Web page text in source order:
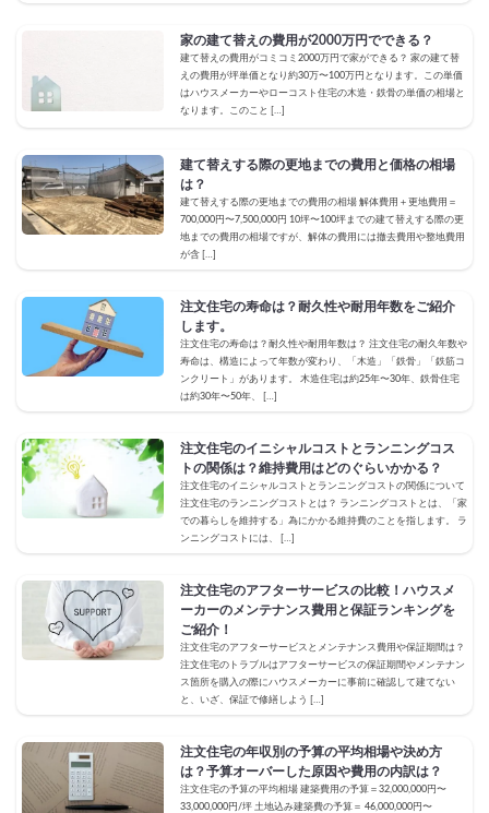
家の建て替えの費用が2000万円でできる？
建て替えの費用がコミコミ2000万円で家ができる？ 家の建て替
えの費用が坪単価となり約30万〜100万円となります。この単価
はハウスメーカーやローコスト住宅の木造・鉄骨の単価の相場と
なります。このこと […]
建て替えする際の更地までの費用と価格の相場
は？
建て替えする際の更地までの費用の相場 解体費用＋更地費用＝
700,000円〜7,500,000円 10坪〜100坪までの建て替えする際の更
地までの費用の相場ですが、解体の費用には撤去費用や整地費用
が含 […]
注文住宅の寿命は？耐久性や耐用年数をご紹介
します。
注文住宅の寿命は？耐久性や耐用年数は？ 注文住宅の耐久年数や
寿命は、構造によって年数が変わり、「木造」「鉄骨」「鉄筋コ
ンクリート」があります。 木造住宅は約25年〜30年、鉄骨住宅
は約30年〜50年、 […]
注文住宅のイニシャルコストとランニングコス
トの関係は？維持費用はどのぐらいかかる？
注文住宅のイニシャルコストとランニングコストの関係について
注文住宅のランニングコストとは？ ランニングコストとは、「家
での暮らしを維持する」為にかかる維持費のことを指します。 ラ
ンニングコストには、 […]
注文住宅のアフターサービスの比較！ハウスメ
ーカーのメンテナンス費用と保証ランキングを
ご紹介！
注文住宅のアフターサービスとメンテナンス費用や保証期間は？
注文住宅のトラブルはアフターサービスの保証期間やメンテナン
ス箇所を購入の際にハウスメーカーに事前に確認して建てない
と、いざ、保証で修繕しよう […]
注文住宅の年収別の予算の平均相場や決め方
は？予算オーバーした原因や費用の内訳は？
注文住宅の予算の平均相場 建築費用の予算＝32,000,000円〜
33,000,000円/坪 土地込み建築費の予算＝ 46,000,000円〜